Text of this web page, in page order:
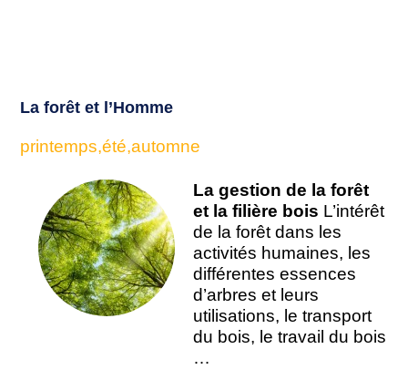
La forêt et l’Homme
printemps,été,automne
La gestion de la forêt
et la filière bois L’intérêt
de la forêt dans les
activités humaines, les
différentes essences
d’arbres et leurs
utilisations, le transport
du bois, le travail du bois
…